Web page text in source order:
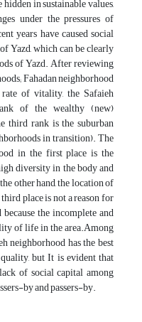
in sustainable values,
under the pressures of
years have caused social
Yazd, which can be clearly
of Yazd. After reviewing
Fahadan neighborhood
of vitality, the Safaieh
of the wealthy (new)
third rank is the suburban
in transition). The
in the first place is the
diversity in the body and
other hand, the location of
place is not a reason for
the incomplete and
of life in the area.Among
neighborhood has the best
but It is evident that
of social capital among
by and passers-by.